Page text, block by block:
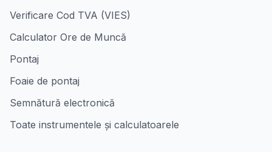
Verificare Cod TVA (VIES)
Calculator Ore de Muncă
Pontaj
Foaie de pontaj
Semnătură electronică
Toate instrumentele și calculatoarele